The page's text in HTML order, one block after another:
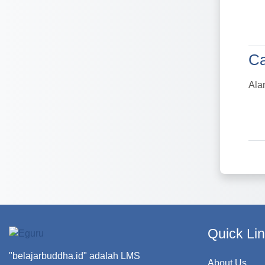
"belajarbuddha.id" adalah LMS
Quick
About Us